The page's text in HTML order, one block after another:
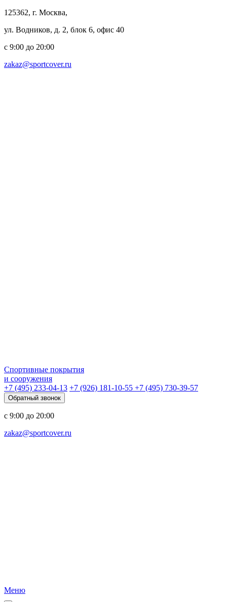
125362, г. Москва,
ул. Водников, д. 2, блок 6, офис 40
с 9:00 до 20:00
zakaz@sportcover.ru
Спортивные покрытия
и сооружения
+7 (495) 233-04-13 +7 (926) 181-10-55 +7 (495) 730-39-57
Обратный звонок
с 9:00 до 20:00
zakaz@sportcover.ru
Меню